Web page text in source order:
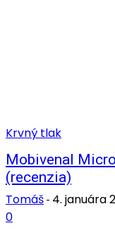
Krvný tlak
Mobivenal
(recenzia)
Tomáš - 4. januára
0